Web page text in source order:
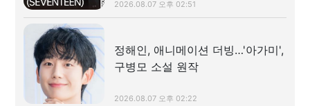
2026.08.07 오후 02:51
정해인, 애니메이션 더빙…'아가미',
구병모 소설 원작
2026.08.07 오후 02:22